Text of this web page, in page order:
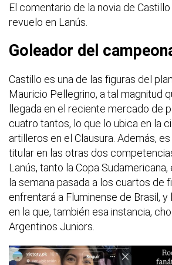
El comentario de la novia de
revuelo en Lanús.
Goleador del
Castillo es una de las figuras del
Mauricio Pellegrino, a tal magnitud
llegada en el reciente mercado de
cuatro tantos, lo que lo ubica en la
artilleros en el Clausura. Además,
titular en las otras dos
Lanús, tanto la Copa
la semana pasada a los cuartos de
enfrentará a Fluminense de Brasil, y
en la que, también esa instancia,
Argentinos Juniors.